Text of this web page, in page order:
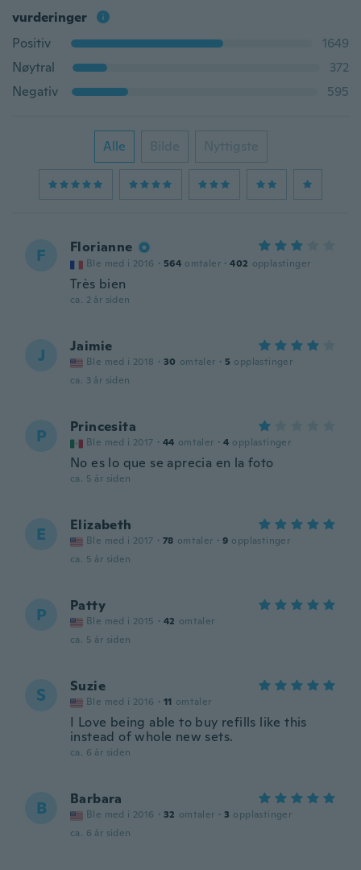
vurderinger
Positiv
1649
Nøytral
372
Negativ
595
Alle Bilde Nyttigste
F Florianne
Ble med i 2016 · 564 omtaler · 402 opplastinger
Très bien
ca. 2 år siden
J Jaimie
Ble med i 2018 · 30 omtaler · 5 opplastinger
ca. 3 år siden
P Princesita
Ble med i 2017 · 44 omtaler · 4 opplastinger
No es lo que se aprecia en la foto
ca. 5 år siden
E Elizabeth
Ble med i 2017 · 78 omtaler · 9 opplastinger
ca. 5 år siden
P Patty
Ble med i 2015 · 42 omtaler
ca. 5 år siden
S Suzie
Ble med i 2016 · 11 omtaler
I Love being able to buy refills like this
instead of whole new sets.
ca. 6 år siden
B Barbara
Ble med i 2016 · 32 omtaler · 3 opplastinger
ca. 6 år siden